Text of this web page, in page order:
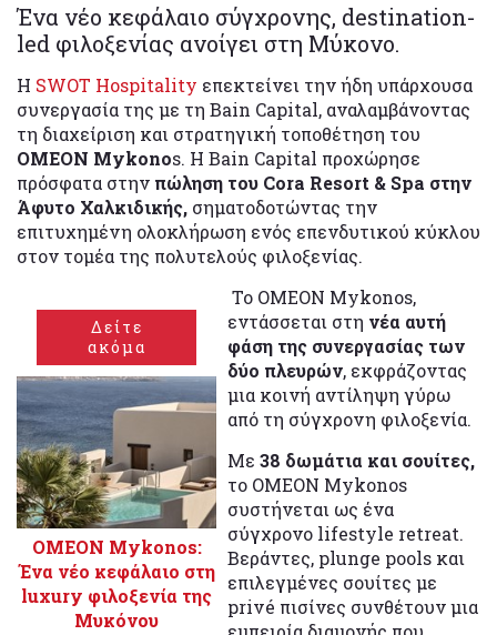
Ένα νέο κεφάλαιο σύγχρονης, destination-
led φιλοξενίας ανοίγει στη Μύκονο.
Η SWOT Hospitality επεκτείνει την ήδη υπάρχουσα
συνεργασία της με τη Bain Capital, αναλαμβάνοντας
τη διαχείριση και στρατηγική τοποθέτηση του
OMEON Mykonos. Η Bain Capital προχώρησε
πρόσφατα στην πώληση του Cora Resort & Spa στην
Άφυτο Χαλκιδικής, σηματοδοτώντας την
επιτυχημένη ολοκλήρωση ενός επενδυτικού κύκλου
στον τομέα της πολυτελούς φιλοξενίας.
Δείτε
ακόμα
OMEON Mykonos:
Ένα νέο κεφάλαιο στη
luxury φιλοξενία της
Μυκόνου
Το OMEON Mykonos,
εντάσσεται στη νέα αυτή
φάση της συνεργασίας των
δύο πλευρών, εκφράζοντας
μια κοινή αντίληψη γύρω
από τη σύγχρονη φιλοξενία.
Με 38 δωμάτια και σουίτες,
το OMEON Mykonos
συστήνεται ως ένα
σύγχρονο lifestyle retreat.
Βεράντες, plunge pools και
επιλεγμένες σουίτες με
privé πισίνες συνθέτουν μια